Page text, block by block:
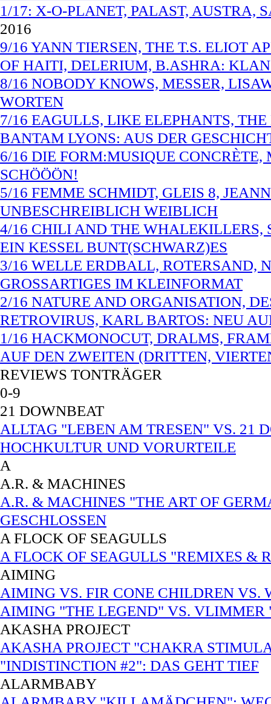
1/17: X-O-PLANET, PALAST, AUSTRA,
2016
9/16 YANN TIERSEN, THE T.S. ELIOT
OF HAITI, DELERIUM, B.ASHRA:
8/16 NOBODY KNOWS, MESSER,
WORTEN
7/16 EAGULLS, LIKE ELEPHANTS,
BANTAM LYONS: AUS DER
6/16 DIE FORM:MUSIQUE
SCHÖÖÖN!
5/16 FEMME SCHMIDT, GLEIS 8,
UNBESCHREIBLICH WEIBLICH
4/16 CHILI AND THE
EIN KESSEL BUNT(SCHWARZ)ES
3/16 WELLE ERDBALL, ROTERSAND,
GROSSARTIGES IM KLEINFORMAT
2/16 NATURE AND ORGANISATION,
RETROVIRUS, KARL BARTOS: NEU
1/16 HACKMONOCUT, DRALMS,
AUF DEN ZWEITEN (DRITTEN,
REVIEWS TONTRÄGER
0-9
21 DOWNBEAT
ALLTAG "LEBEN AM TRESEN" VS. 21
HOCHKULTUR UND VORURTEILE
A
A.R. & MACHINES
A.R. & MACHINES "THE ART OF
GESCHLOSSEN
A FLOCK OF SEAGULLS
A FLOCK OF SEAGULLS "REMIXES &
AIMING
AIMING VS. FIR CONE CHILDREN
AIMING "THE LEGEND" VS. VLIMMER
AKASHA PROJECT
AKASHA PROJECT "CHAKRA
"INDISTINCTION #2": DAS GEHT TIEF
ALARMBABY